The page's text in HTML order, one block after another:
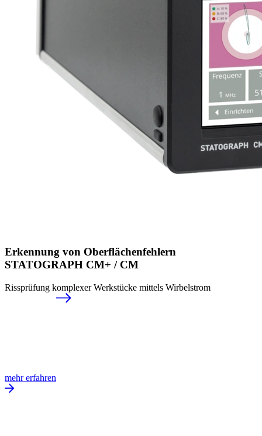
Erkennung von Ober­flächenfehlern
STATOGRAPH CM+ / CM
Rissprüfung komplexer Werkstücke mittels Wirbelstrom
mehr erfahren